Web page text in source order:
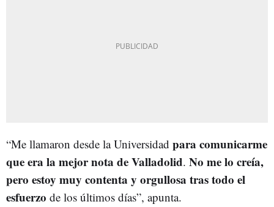
“Me llamaron desde la Universidad para comunicarme
que era la mejor nota de Valladolid. No me lo creía,
pero estoy muy contenta y orgullosa tras todo el
esfuerzo de los últimos días”, apunta.